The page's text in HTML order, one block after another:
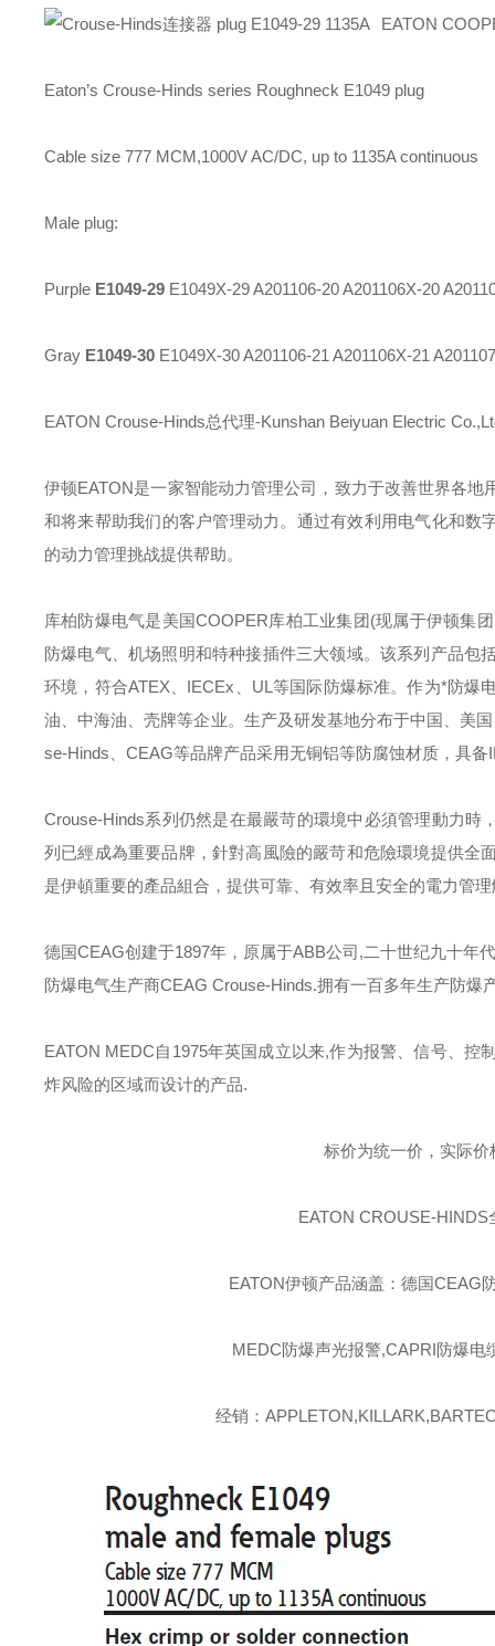
EATON
Eaton’s Crouse-Hinds series Roughneck E1049 plug
Cable size 777 MCM,1000V AC/DC, up to 1135A continuous
Male plug:
Purple E1049-29 E1049X-29 A201106-20 A201106X-20
Gray E1049-30 E1049X-30 A201106-21 A201106X-21
EATON Crouse-Hinds总代理-Kunshan Beiyuan Electric
伊顿EATON是一家智能动力管理公司，致力于改善世界各
和将来帮助我们的客户管理动力。通过有效利用电气化和
的动力管理挑战提供帮助。
库柏防爆电气是美国COOPER库柏工业集团(现属于伊顿集
防爆电气、机场照明和特种接插件三大领域。该系列产品包
环境，符合ATEX IECEx UL 等国际防爆标准。作为*防爆
油、中海油、壳牌等企业。生产及研发基地分布于中国、美
se-Hinds
CEAG等品牌产品采用无铜铝等防腐蚀材质，具备
Crouse-Hinds系列仍然是在最嚴苛的環境中必須管理動力時
列已經成為重要品牌，針對高風險的嚴苛和危險環境提供全
是伊頓重要的產品組合，提供可靠、有效率且安全的電力管
德国CEAG创建于1897年，原属于ABB公司,二十世纪九十年
防爆电气生产商CEAG Crouse-Hinds.拥有一百多年生产防爆
EATON MEDC自 1975年英国成立以来,作为报警、信号、控
炸风险的区域而设计的产品.
标价为统一价，实际
EATON CROUSE-HINDS
EATON伊顿产品涵盖：德国CEAG
MEDC防爆声光报警,CAPRI防爆
经销：